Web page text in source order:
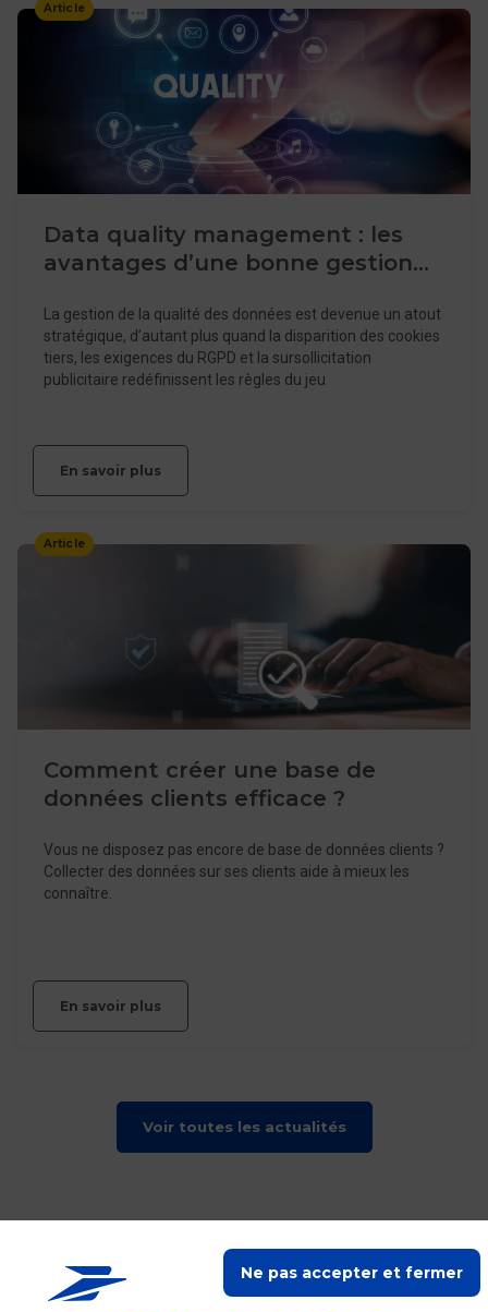
Ne pas accepter et fermer
Article
Data quality management : les
avantages d’une bonne gestion
La gestion de la qualité des données est devenue un atout
stratégique, d’autant plus quand la disparition des cookies
tiers, les exigences du RGPD et la sursollicitation
publicitaire redéfinissent les règles du jeu
En savoir plus
Article
Comment créer une base de
données clients efficace ?
Vous ne disposez pas encore de base de données clients ?
Collecter des données sur ses clients aide à mieux les
connaître.
En savoir plus
Voir toutes les actualités
RETOUR EN HAUT
La Poste vous accompagne